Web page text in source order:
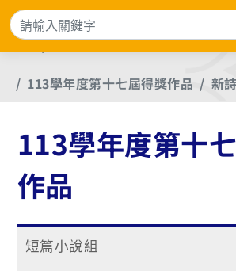
首頁
長庚大學各年度文學獎優良作品
113學年度第十七屆得獎作品
新
113學年度第十
作品
短篇小說組